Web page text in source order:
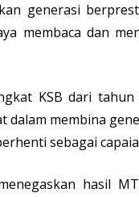
generasi
membaca dan
KSB dari
dalam membina
sebagai
hasil